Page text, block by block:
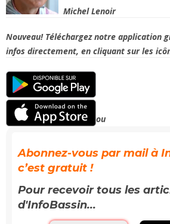
Michel Lenoir
Nouveau! Téléchargez notre application
infos directement, en cliquant sur les
ou
Abonnez-vous par mail à
c’est gratuit !
Pour recevoir tous les
d'InfoBassin...